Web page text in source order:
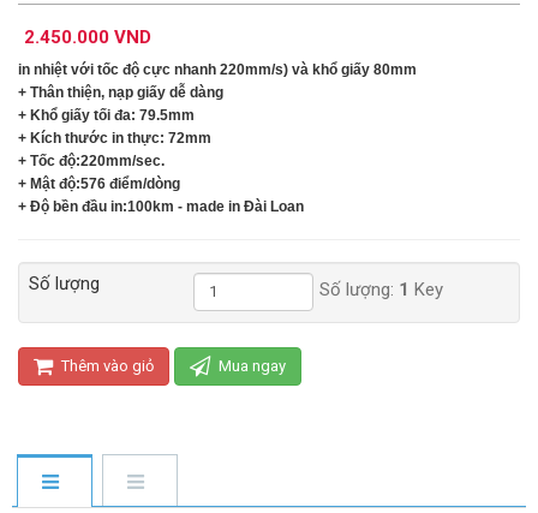
2.450.000 VND
in nhiệt với tốc độ cực nhanh 220mm/s) và khổ giấy 80mm
+ Thân thiện, nạp giấy dễ dàng
+ Khổ giấy tối đa: 79.5mm
+ Kích thước in thực: 72mm
+ Tốc độ:220mm/sec.
+ Mật độ:576 điểm/dòng
+ Độ bền đầu in:100km - made in Đài Loan
Số lượng Số lượng: 1 Key
Thêm vào giỏ Mua ngay